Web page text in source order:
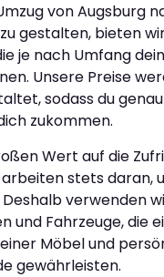
von Augsburg
gestalten, bieten
je nach Umfang
Unsere Preise
sodass du
zukommen.
Wert auf die
stets daran,
verwenden
und Fahrzeuge, die
Möbel und
gewährleisten.